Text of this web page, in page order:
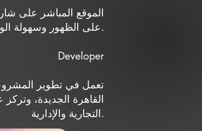
على الظهور وسهولة الوصول.
Developer
القاهرة الجديدة،
التجارية والإدارية.